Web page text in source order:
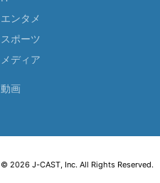
エンタメ
スポーツ
メディア
動画
© 2026 J-CAST, Inc. All Rights Reserved.